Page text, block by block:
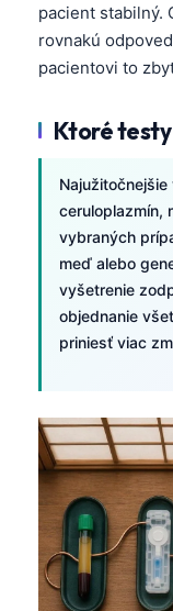
pacient stabilný.
rovnakú
pacientovi to
Ktoré testy
ceruloplazmín,
vybraných
meď alebo
vyšetrenie
objednanie
priniesť viac
Nederlands
हिन्दी
Bahasa
Հայերեն
Íslenska
Српски
Bosanski
Eesti
日本語
Čeština
Русский
Polski
한국어